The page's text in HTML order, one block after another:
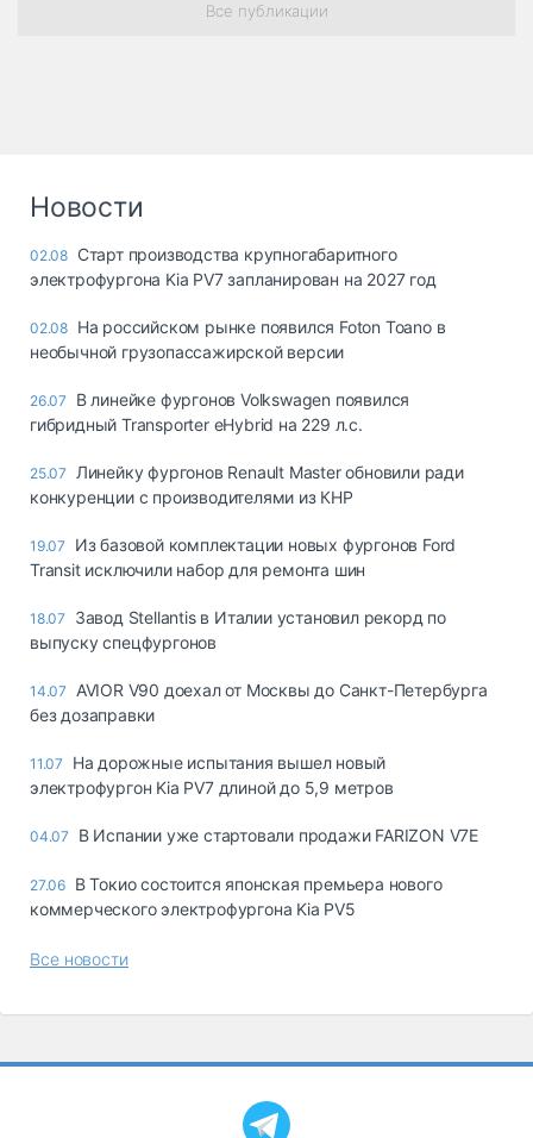
Все публикации
Новости
02.08 Старт производства крупногабаритного
электрофургона Kia PV7 запланирован на 2027 год
02.08 На российском рынке появился Foton Toano в
необычной грузопассажирской версии
26.07
В линейке фургонов Volkswagen появился
гибридный Transporter eHybrid на 229 л.с.
25.07
Линейку фургонов Renault Master обновили ради
конкуренции с производителями из КНР
19.07
Из базовой комплектации новых фургонов Ford
Transit исключили набор для ремонта шин
18.07
Завод Stellantis в Италии установил рекорд по
выпуску спецфургонов
14.07
AVIOR V90 доехал от Москвы до Санкт-Петербурга
без дозаправки
11.07
На дорожные испытания вышел новый
электрофургон Kia PV7 длиной до 5,9 метров
04.07 В Испании уже стартовали продажи FARIZON V7E
27.06 В Токио состоится японская премьера нового
коммерческого электрофургона Kia PV5
Все новости